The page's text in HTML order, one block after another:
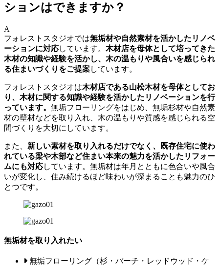
ションはできますか？
A
フォレストスタジオでは無垢材や自然素材を活かしたリノベ
ーションに対応しています。 木材店を母体として培ってきた
木材の知識や経験を活かし、木の温もりや風合いを感じられ
る住まいづくりをご提案しています。
フォレストスタジオは木材店である山松木材を母体としてお
り、木材に関する知識や経験を活かしたリノベーションを行
っています。 無垢フローリングをはじめ、無垢杉材や自然素
材の壁材などを取り入れ、木の温もりや質感を感じられる空
間づくりを大切にしています。
また、 新しい素材を取り入れるだけでなく、既存住宅に使わ
れている梁や木部など住まい本来の魅力を活かしたリフォー
ムにも対応しています。無垢材は年月とともに色合いや風合
いが変化し、住み続けるほど味わいが深まることも魅力のひ
とつです。
無垢材を取り入れたい
無垢フローリング（杉・バーチ・レッドウッド・ケ